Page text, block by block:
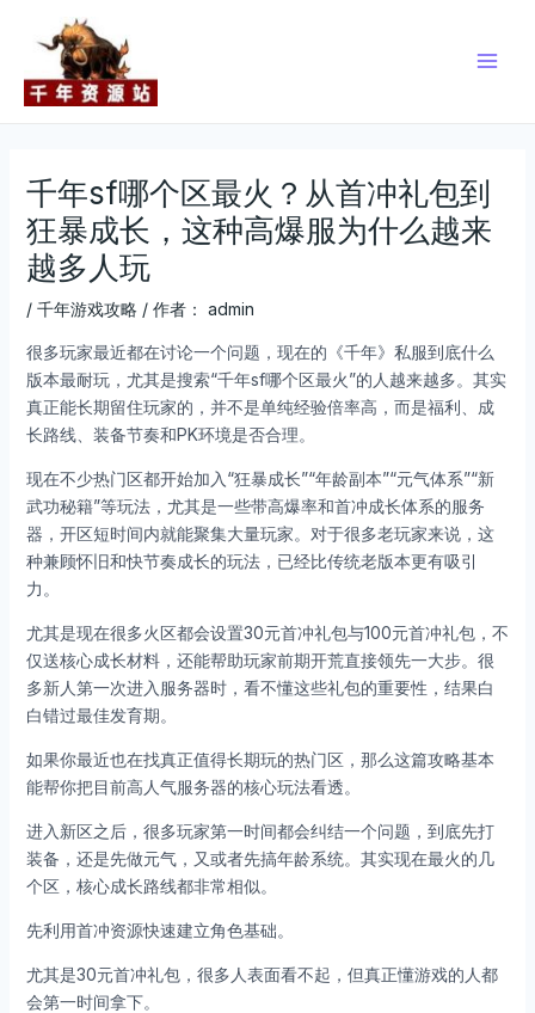
千年sf哪个区最火？从首冲礼包到
狂暴成长，这种高爆服为什么越来
越多人玩
/ 千年游戏攻略/ 作者： admin
很多玩家最近都在讨论一个问题，现在的《千年》私服到底什么
版本最耐玩，尤其是搜索“千年sf哪个区最火”的人越来越多。其实
真正能长期留住玩家的，并不是单纯经验倍率高，而是福利、成
长路线、装备节奏和PK环境是否合理。
现在不少热门区都开始加入“狂暴成长”“年龄副本”“元气体系”“新
武功秘籍”等玩法，尤其是一些带高爆率和首冲成长体系的服务
器，开区短时间内就能聚集大量玩家。对于很多老玩家来说，这
种兼顾怀旧和快节奏成长的玩法，已经比传统老版本更有吸引
力。
尤其是现在很多火区都会设置30元首冲礼包与100元首冲礼包，不
仅送核心成长材料，还能帮助玩家前期开荒直接领先一大步。很
多新人第一次进入服务器时，看不懂这些礼包的重要性，结果白
白错过最佳发育期。
如果你最近也在找真正值得长期玩的热门区，那么这篇攻略基本
能帮你把目前高人气服务器的核心玩法看透。
进入新区之后，很多玩家第一时间都会纠结一个问题，到底先打
装备，还是先做元气，又或者先搞年龄系统。其实现在最火的几
个区，核心成长路线都非常相似。
先利用首冲资源快速建立角色基础。
尤其是30元首冲礼包，很多人表面看不起，但真正懂游戏的人都
会第一时间拿下。
navigation